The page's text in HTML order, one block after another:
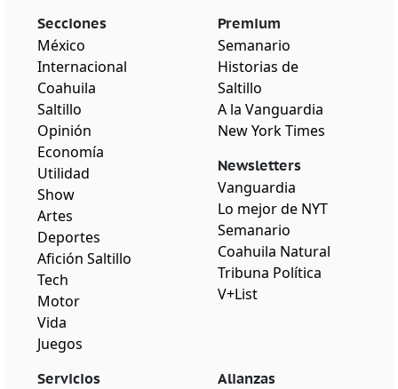
Secciones
México
Internacional
Coahuila
Saltillo
Opinión
Economía
Utilidad
Show
Artes
Deportes
Afición Saltillo
Tech
Motor
Vida
Juegos
Premium
Semanario
Historias de
Saltillo
A la Vanguardia
New York Times
Newsletters
Vanguardia
Lo mejor de NYT
Semanario
Coahuila Natural
Tribuna Política
V+List
Servicios Alianzas